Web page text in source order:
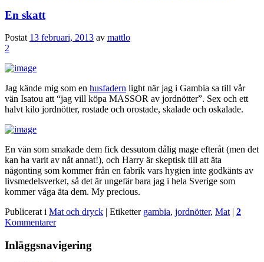
En skatt
Postat 13 februari, 2013 av mattlo
2
Jag kände mig som en husfadern light när jag i Gambia sa till vår
vän Isatou att “jag vill köpa MASSOR av jordnötter”. Sex och ett
halvt kilo jordnötter, rostade och orostade, skalade och oskalade.
En vän som smakade dem fick dessutom dålig mage efteråt (men det
kan ha varit av nåt annat!), och Harry är skeptisk till att äta
någonting som kommer från en fabrik vars hygien inte godkänts av
livsmedelsverket, så det är ungefär bara jag i hela Sverige som
kommer våga äta dem. My precious.
Publicerat i Mat och dryck | Etiketter gambia, jordnötter, Mat | 2
Kommentarer
Inläggsnavigering